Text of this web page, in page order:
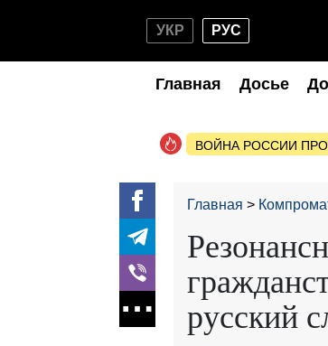
УКР РУС
Главная Досье
ВОЙНА РОССИИ
Главная
русский